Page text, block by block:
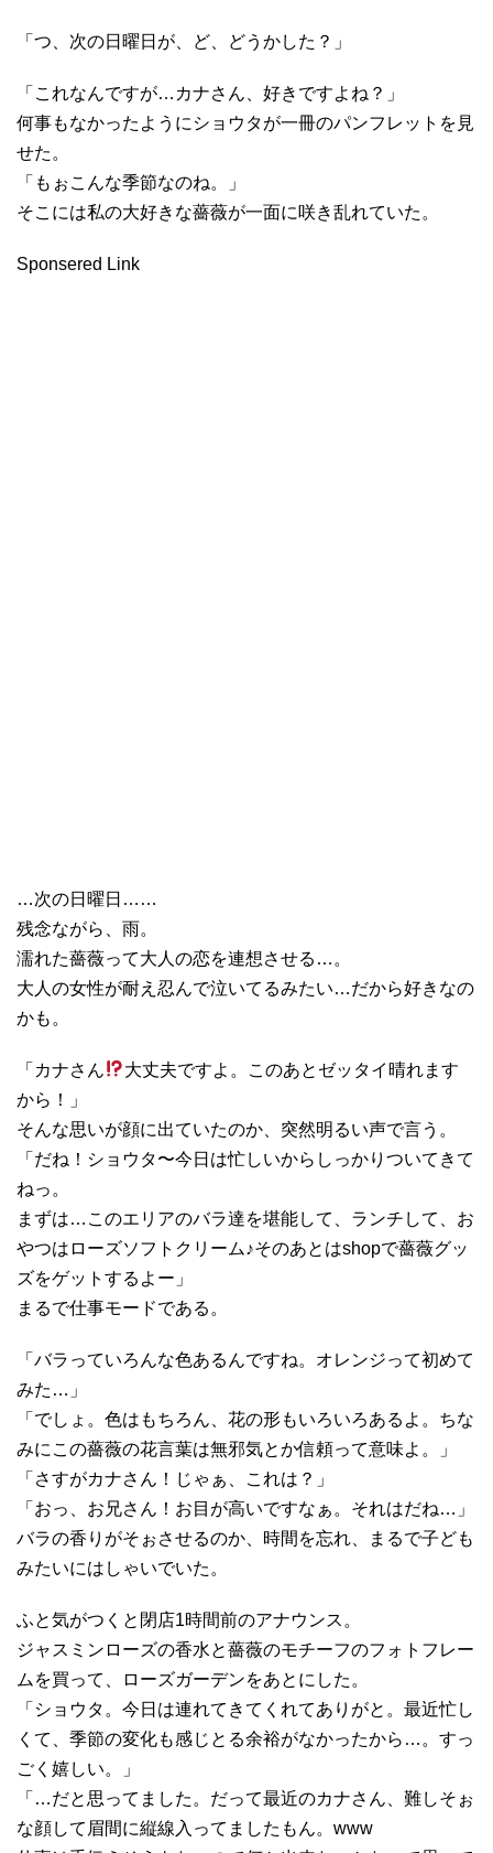
「つ、次の日曜日が、ど、どうかした？」
「これなんですが…カナさん、好きですよね？」
何事もなかったようにショウタが一冊のパンフレットを見
せた。
「もぉこんな季節なのね。」
そこには私の大好きな薔薇が一面に咲き乱れていた。
Sponsered Link
…次の日曜日……
残念ながら、雨。
濡れた薔薇って大人の恋を連想させる…。
大人の女性が耐え忍んで泣いてるみたい…だから好きなの
かも。
「カナさん
大丈夫ですよ。このあとゼッタイ晴れます
から！」
そんな思いが顔に出ていたのか、突然明るい声で言う。
「だね！ショウタ〜今日は忙しいからしっかりついてきて
ねっ。
まずは…このエリアのバラ達を堪能して、ランチして、お
やつはローズソフトクリーム♪そのあとはshopで薔薇グッ
ズをゲットするよー」
まるで仕事モードである。
「バラっていろんな色あるんですね。オレンジって初めて
みた…」
「でしょ。色はもちろん、花の形もいろいろあるよ。ちな
みにこの薔薇の花言葉は無邪気とか信頼って意味よ。」
「さすがカナさん！じゃぁ、これは？」
「おっ、お兄さん！お目が高いですなぁ。それはだね…」
バラの香りがそぉさせるのか、時間を忘れ、まるで子ども
みたいにはしゃいでいた。
ふと気がつくと閉店1時間前のアナウンス。
ジャスミンローズの香水と薔薇のモチーフのフォトフレー
ムを買って、ローズガーデンをあとにした。
「ショウタ。今日は連れてきてくれてありがと。最近忙し
くて、季節の変化も感じとる余裕がなかったから…。すっ
ごく嬉しい。」
「…だと思ってました。だって最近のカナさん、難しそぉ
な顔して眉間に縦線入ってましたもん。www